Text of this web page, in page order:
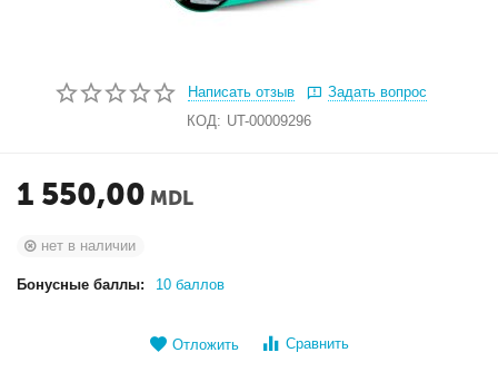
Написать отзыв
Задать вопрос
КОД: UT-00009296
1 550,00 MDL
нет в наличии
Бонусные баллы: 10 баллов
Отложить Сравнить